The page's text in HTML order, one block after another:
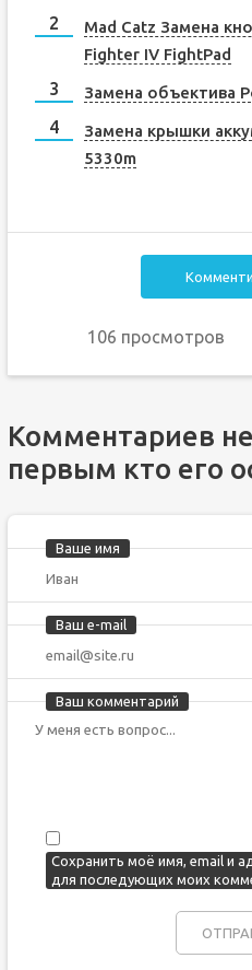
Mad Catz Замена
Fighter IV FightPad
Замена объектива
Замена крышки
5330m
106 просмотров
Комментариев
первым кто его
Ваше имя
Ваш e-mail
Ваш комментарий
Сохранить моё имя, email и
для последующих моих